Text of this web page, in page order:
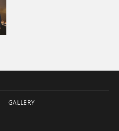
GALLERY